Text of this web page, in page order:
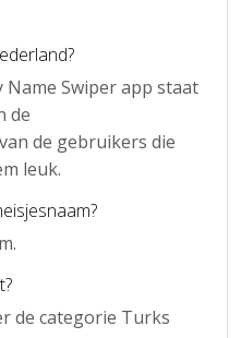
Name Swiper app staat
de
de gebruikers die
leuk.
de categorie Turks